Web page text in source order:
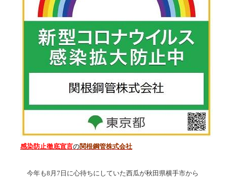
感染防止徹底宣言の関根鋼管株式会社
今年も8月7日に心待ちにしていた西瓜が秋田県横手市から